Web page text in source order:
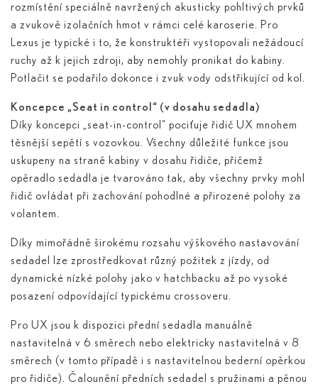
rozmístění speciálně navržených akusticky pohltivých prvků
a zvukově izolačních hmot v rámci celé karoserie. Pro
Lexus je typické i to, že konstruktéři vystopovali nežádoucí
ruchy až k jejich zdroji, aby nemohly pronikat do kabiny.
Potlačit se podařilo dokonce i zvuk vody odstřikující od kol.
Koncepce „Seat in control“ (v dosahu sedadla)
Díky koncepci „seat-in-control“ pociťuje řidič UX mnohem
těsnější sepětí s vozovkou. Všechny důležité funkce jsou
uskupeny na straně kabiny v dosahu řidiče, přičemž
opěradlo sedadla je tvarováno tak, aby všechny prvky mohl
řidič ovládat při zachování pohodlné a přirozené polohy za
volantem.
Díky mimořádně širokému rozsahu výškového nastavování
sedadel lze zprostředkovat různý požitek z jízdy, od
dynamické nízké polohy jako v hatchbacku až po vysoké
posazení odpovídající typickému crossoveru.
Pro UX jsou k dispozici přední sedadla manuálně
nastavitelná v 6 směrech nebo elektricky nastavitelná v 8
směrech (v tomto případě i s nastavitelnou bederní opěrkou
pro řidiče). Čalounění předních sedadel s pružinami a pěnou